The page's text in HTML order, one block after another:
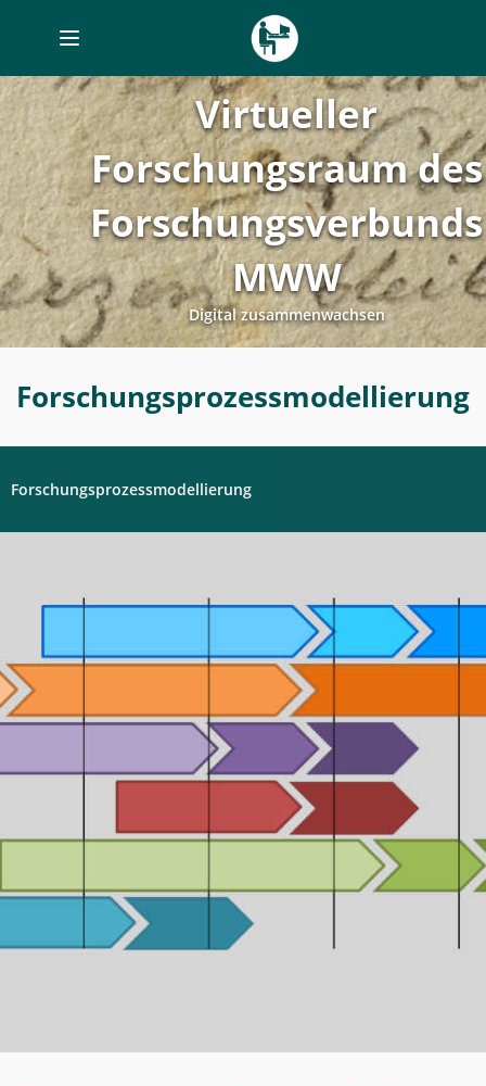
Toggle
navigation
Virtueller
Forschungsraum des
Forschungsverbunds
MWW
Digital zusammenwachsen
-
Digitales
Labor
Forschungsprozessmodellierung
Forschungsprozessmodellierung